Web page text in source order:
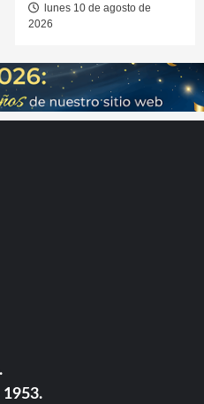
lunes 10 de agosto de
2026
1953.